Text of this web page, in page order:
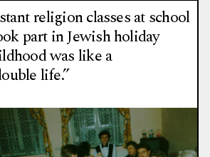
religion classes at school
part in Jewish holiday
was like a
life.”